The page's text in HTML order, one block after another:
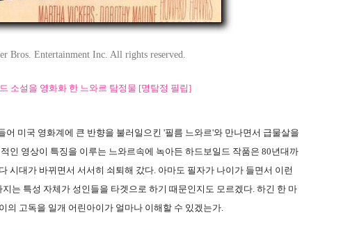
Bros. Entertainment Inc. All rights reserved.
소설을 영화화 한 느와르 탐정물 [명탐정 필립]
어 미국 영화계에 큰 반향을 불러일으킨 '필름 느와르'와 만나면서 급물살을
인 영상이 특징을 이루는 느와르속에 녹아든 하드보일드 작품은 80년대까
시대가 바뀌면서 서서히 쇠퇴해 갔다. 아마도 필자가 나이가 들면서 이런
는 특성 자체가 성인들을 타겟으로 하기 때문인지도 모르겠다. 하긴 한 마
의 고독을 일개 어린아이가 얼마나 이해할 수 있겠는가.